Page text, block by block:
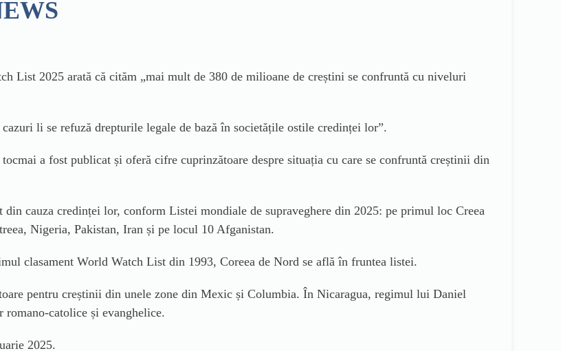
List 2025 arată că cităm „mai mult de 380 de milioane de creștini se confruntă cu niveluri
li se refuză drepturile legale de bază în societățile ostile credinței lor”.
a fost publicat și oferă cifre cuprinzătoare despre situația cu care se confruntă creștinii din
cauza credinței lor, conform Listei mondiale de supraveghere din 2025: pe primul loc Creea
Nigeria, Pakistan, Iran și pe locul 10 Afganistan.
clasament World Watch List din 1993, Coreea de Nord se află în fruntea listei.
pentru creștinii din unele zone din Mexic și Columbia. În Nicaragua, regimul lui Daniel
romano-catolice și evanghelice.
2025.